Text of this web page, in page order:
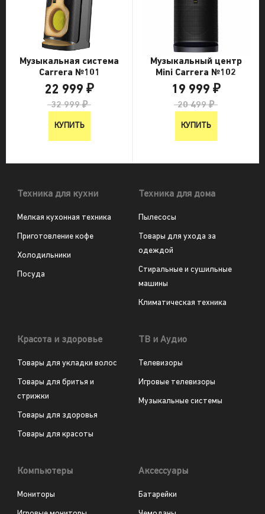
Музыкальная система
Carrera №101
22 999 ₽
32 999 ₽
КУПИТЬ
Музыкальный центр
Mini Carrera №102
19 999 ₽
20 499 ₽
КУПИТЬ
Техника для кухни
Мелкая кухонная техника
Приготовление кофе
Холодильники
Посуда
Техника для дома
Пылесосы
Товары для ухода за
одеждой
Стиральные и сушильные
машины
Климатическая техника
Красота и здоровье
Товары для укладки волос
Товары для бритья и
стрижки
Товары для здоровья
Товары для красоты
ТВ и Аудио
Телевизоры
Игровые телевизоры
Музыкальные системы
Компьютеры
Мониторы
Аксессуары
Батарейки